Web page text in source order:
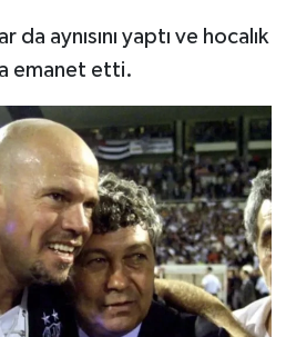
da aynısını yaptı ve hocalık
emanet etti.